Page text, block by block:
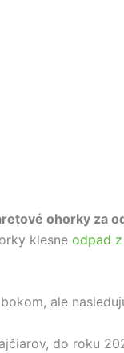
ohorky za
klesne odpad
ale
do roku